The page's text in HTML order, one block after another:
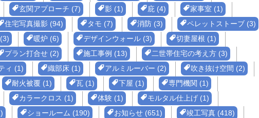
玄関アプローチ (7) 影 (1) 庇 (4)
家事室 (1)
住宅写真撮影 (94) タモ (7) 消防 (3)
ペレットストーブ (3)
暖炉 (6) デザインウォール (3)
切妻屋根 (1)
プラン打合せ (2) 施工事例 (13)
二世帯住宅の考え方 (3)
ィ (1)
織部床 (1) アルミルーバー (2)
吹き抜け空間 (2)
耐火被覆 (1) 瓦 (1) 下屋 (1)
専門機関 (1)
カラークロス (1) 体験 (1)
モルタル仕上げ (1)
ショールーム (190) お知らせ (651)
竣工写真 (418)